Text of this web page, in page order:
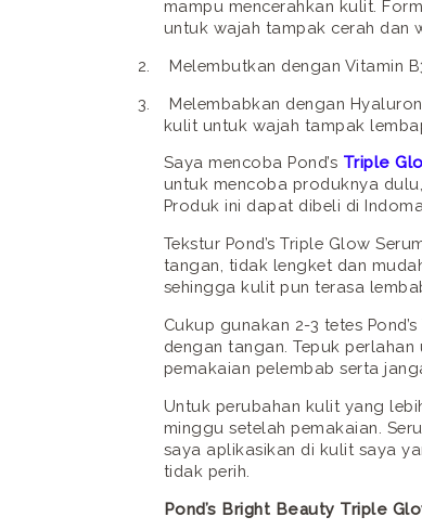
mampu mencerahkan kulit.
untuk wajah tampak cerah dan
2. Melembutkan dengan Vitamin
3.
Melembabkan dengan
kulit untuk wajah tampak
Saya mencoba Pond’s Triple
untuk mencoba produknya
Produk ini dapat dibeli di
Tekstur Pond’s Triple Glow
tangan, tidak lengket dan
sehingga kulit pun terasa
Cukup gunakan 2-3 tetes
dengan tangan. Tepuk
pemakaian pelembab serta
Untuk perubahan kulit yang
minggu setelah pemakaian.
saya aplikasikan di kulit saya
tidak perih.
Pond’s Bright Beauty Triple